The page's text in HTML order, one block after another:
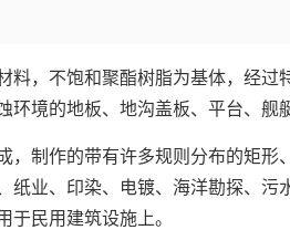
料，不饱和聚酯树脂为基体，经过
境的地板、地沟盖板、平台、舰
作的带有许多规则分布的矩形
业、印染、电镀、海洋勘探、污
民用建筑设施上。